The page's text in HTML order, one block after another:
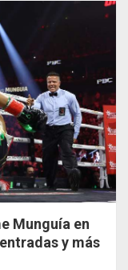
Munguía en
y más